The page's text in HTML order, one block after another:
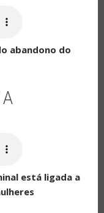
abandono do
está ligada a